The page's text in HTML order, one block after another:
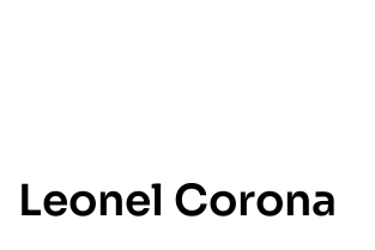
Leonel Corona